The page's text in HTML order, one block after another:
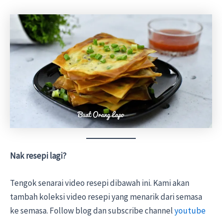
Nak resepi lagi?
Tengok senarai video resepi dibawah ini. Kami akan
tambah koleksi video resepi yang menarik dari semasa
ke semasa. Follow blog dan subscribe channelyoutube